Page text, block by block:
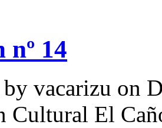
nº 14
by vacarizu on
Cultural El